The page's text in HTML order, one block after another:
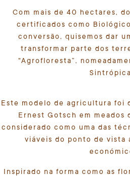
Com mais de 40 hectares,
certificados como
conversão, quisemos dar
transformar parte dos
"Agrofloresta”,
Este modelo de agricultura foi
Ernest Gotsch em meados
considerado como uma das
viáveis do ponto de vista
Inspirado na forma como as